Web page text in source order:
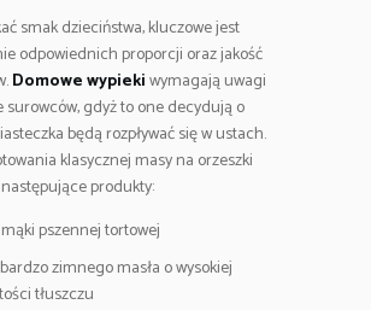
smak dzieciństwa, kluczowe jest
odpowiednich proporcji oraz jakość
Domowe wypiekiwymagają uwagi
surowców, gdyż to one decydują o
będą rozpływać się w ustach.
klasycznej masy na orzeszki
produkty:
pszennej tortowej
zimnego masła o wysokiej
tłuszczu